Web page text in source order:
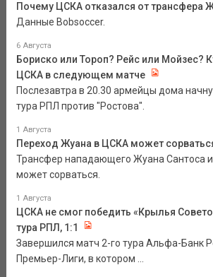
Почему ЦСКА отказался от трансфера
Данные Bobsoccer.
6 Августа
Бориско или Тороп? Рейс или Мойзес?
ЦСКА в следующем матче
Послезавтра в 20.30 армейцы дома
тура РПЛ против "Ростова".
1 Августа
Переход Жуана в ЦСКА может
Трансфер нападающего Жуана Сантоса
может сорваться.
1 Августа
ЦСКА не смог победить «Крылья
тура РПЛ, 1:1
Завершился матч 2-го тура Альфа-Банк
Премьер-Лиги, в котором ...